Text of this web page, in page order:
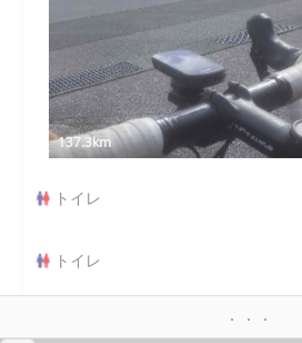
137.3km
トイレ
トイレ